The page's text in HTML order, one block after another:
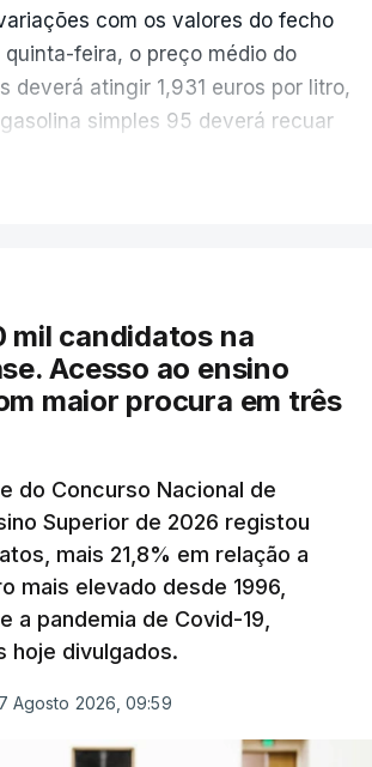
com os valores do fecho
quinta-feira, o preço médio do
deverá atingir 1,931 euros por litro,
simples 95 deverá recuar
internacionais do petróleo,
a marca e a localização.
desconto do Imposto sobre os
(ISP) também poderá
se a aplicar uma redução
no ISP, sempre que se
do preço dos combustíveis
para mitigar a escalada de
subida inicial devido à guerra no
no Médio Oriente e ao
mil candidatos na
Acesso ao ensino
maior procura em três
do Concurso Nacional de
Superior de 2026 registou
mais 21,8% em relação a
mais elevado desde 1996,
a pandemia de Covid-19,
hoje divulgados.
Agosto 2026, 09:59